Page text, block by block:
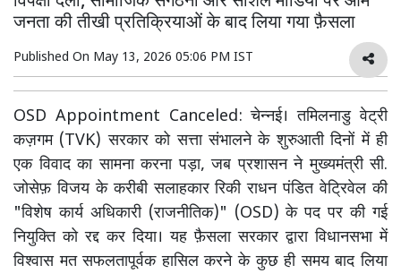
जनता की तीखी प्रतिक्रियाओं के बाद लिया गया फ़ैसला
Published On May 13, 2026 05:06 PM IST
OSD Appointment Canceled: चेन्नई। तमिलनाडु वेट्री
कज़गम (TVK) सरकार को सत्ता संभालने के शुरुआती दिनों में ही
एक विवाद का सामना करना पड़ा, जब प्रशासन ने मुख्यमंत्री सी.
जोसेफ़ विजय के करीबी सलाहकार रिकी राधन पंडित वेट्रिवेल की
"विशेष कार्य अधिकारी (राजनीतिक)" (OSD) के पद पर की गई
नियुक्ति को रद्द कर दिया। यह फ़ैसला सरकार द्वारा विधानसभा में
विश्वास मत सफलतापूर्वक हासिल करने के कुछ ही समय बाद लिया